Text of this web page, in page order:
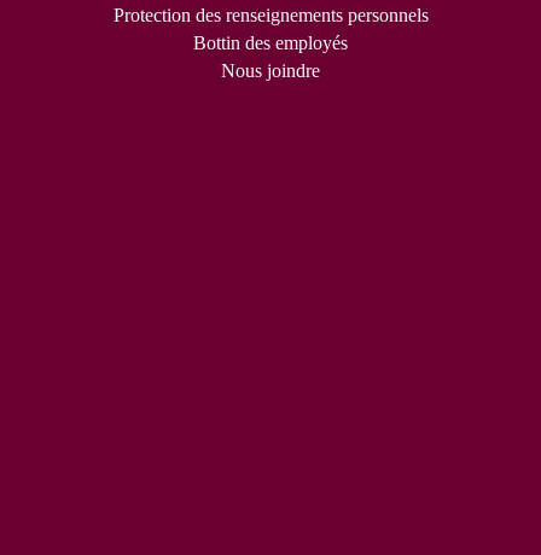
Protection des renseignements personnels
Bottin des employés
Nous joindre